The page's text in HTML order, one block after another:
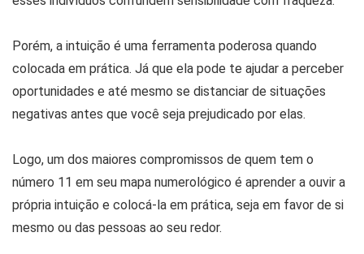
Porém, a intuição é uma ferramenta poderosa quando
colocada em prática. Já que ela pode te ajudar a perceber
oportunidades e até mesmo se distanciar de situações
negativas antes que você seja prejudicado por elas.
Logo, um dos maiores compromissos de quem tem o
número 11 em seu mapa numerológico é aprender a ouvir a
própria intuição e colocá-la em prática, seja em favor de si
mesmo ou das pessoas ao seu redor.